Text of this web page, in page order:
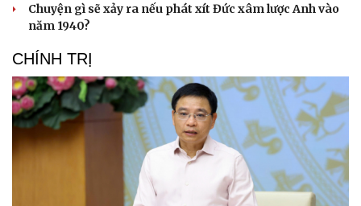
Chuyện gì sẽ xảy ra nếu phát xít Đức xâm lược Anh vào
năm 1940?
CHÍNH TRỊ